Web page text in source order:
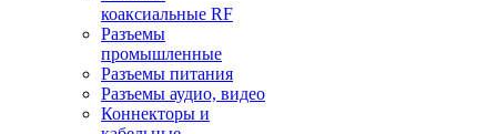
коаксиальные RF
Разъeмы
промышленные
Разъeмы питания
Разъeмы аудио, видео
Коннекторы и